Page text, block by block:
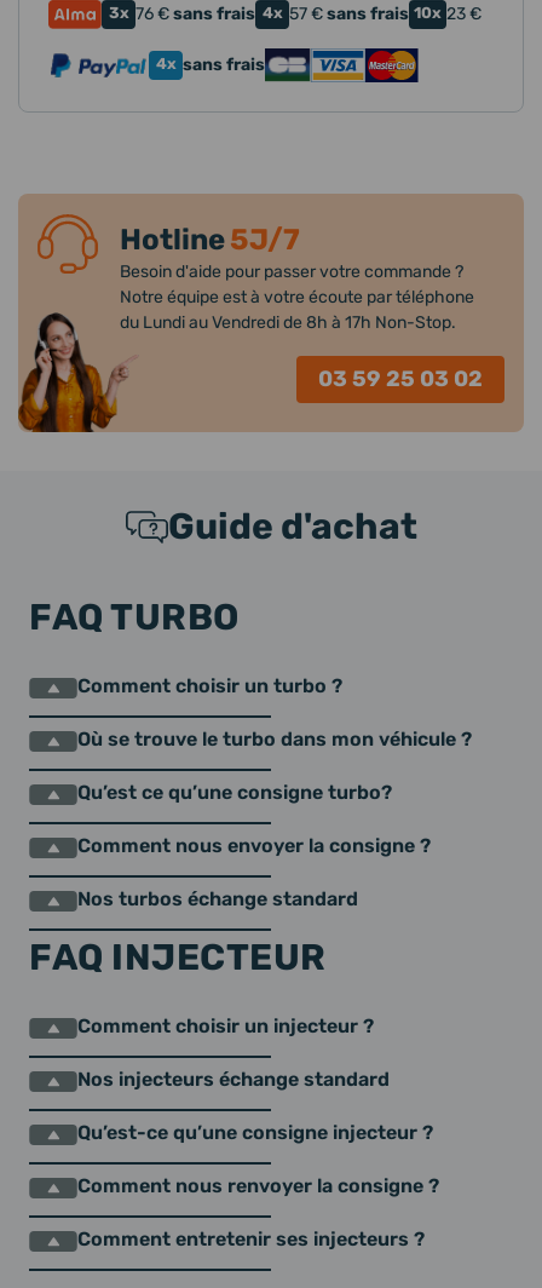
3x 76€sans frais 4x 57€sans frais 10x 23€
4x sans frais
Hotline5J/7
Besoin d'aide pour passer votre commande ?
Notre équipe est à votre écoute par téléphone
du Lundi au Vendredi de 8h à 17h Non-Stop.
03 59 25 03 02
Guide d'achat
FAQ TURBO
Comment choisir un turbo ?
Où se trouve le turbo dans mon véhicule ?
Qu’est ce qu’une consigne turbo?
Comment nous envoyer la consigne ?
Nos turbos échange standard
FAQ INJECTEUR
Comment choisir un injecteur ?
Nos injecteurs échange standard
Qu’est-ce qu’une consigne injecteur ?
Comment nous renvoyer la consigne ?
Comment entretenir ses injecteurs ?